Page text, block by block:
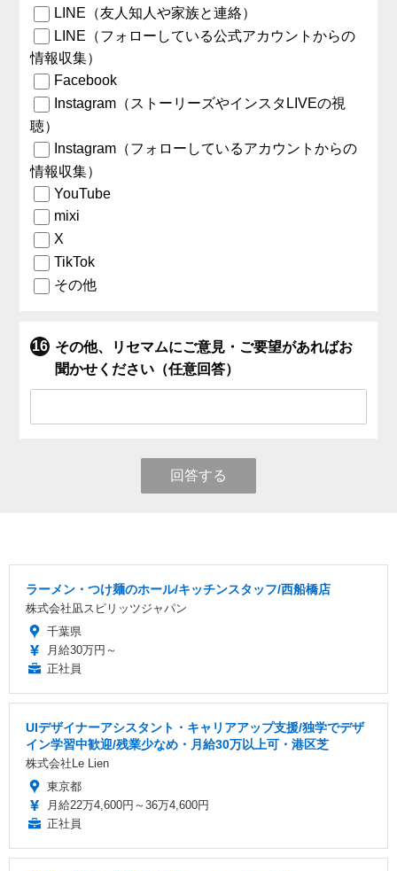
LINE（友人知人や家族と連絡）
LINE（フォローしている公式アカウントからの
情報収集）
Facebook
Instagram（ストーリーズやインスタLIVEの視
聴）
Instagram（フォローしているアカウントからの
情報収集）
YouTube
mixi
X
TikTok
その他
その他、リセマムにご意見・ご要望があればお
聞かせください（任意回答）
回答する
ラーメン・つけ麺のホール/キッチンスタッフ/西船橋店
株式会社凪スピリッツジャパン
千葉県
月給30万円～
正社員
UIデザイナーアシスタント・キャリアアップ支援/独学でデザ
イン学習中歓迎/残業少なめ・月給30万以上可・港区芝
株式会社Le Lien
東京都
月給22万4,600円～36万4,600円
正社員